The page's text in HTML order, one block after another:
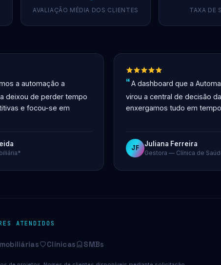
AVALIAÇÃO MÉDIA DOS CLIENTES TAXA DE
a automação a
deixou de perder tempo
e focou-se em
A dashboard que a
virou a central de decisão
enxergamos tudo em
JF Juliana Ferreira
Gestora — Clínica de
ATENDIDOS
Clínicas SMBs